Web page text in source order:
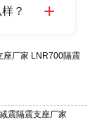
货充足，
衡水高新
？
验，国标
支座，资
供货、安
工业基地
。
座厂家 LNR700隔震
震隔震支座厂家